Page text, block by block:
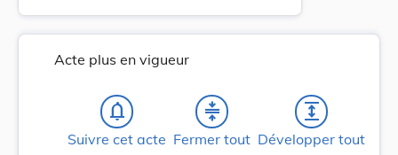
Acte plus en vigueur
notifications_none
Suivre cet acte
compress
Fermer tout
expand
Développer tout